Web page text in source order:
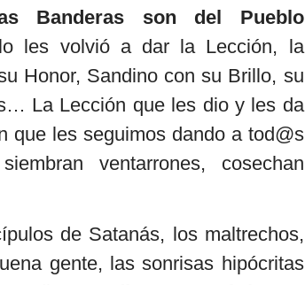
Banderas son del Pueblo
les volvió a dar la Lección, la
Honor, Sandino con su Brillo, su
La Lección que les dio y les da
que les seguimos dando a tod@s
ventarrones, cosechan
de Satanás, los maltrechos,
gente, las sonrisas hipócritas